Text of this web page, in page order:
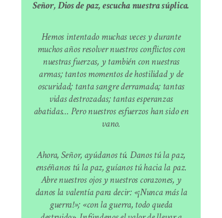
Señor, Dios de paz, escucha nuestra súplica.
Hemos intentado muchas veces y durante
muchos años resolver nuestros conflictos con
nuestras fuerzas, y también con nuestras
armas; tantos momentos de hostilidad y de
oscuridad; tanta sangre derramada; tantas
vidas destrozadas; tantas esperanzas
abatidas… Pero nuestros esfuerzos han sido en
vano.
Ahora, Señor, ayúdanos tú. Danos tú la paz,
enséñanos tú la paz, guíanos tú hacia la paz.
Abre nuestros ojos y nuestros corazones, y
danos la valentía para decir: «¡Nunca más la
guerra!»; «con la guerra, todo queda